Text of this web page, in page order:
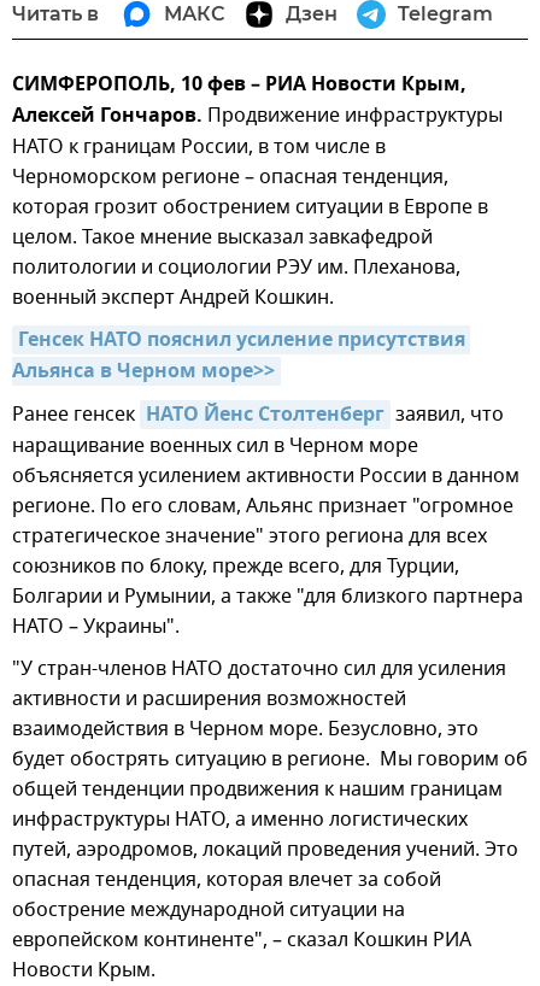
Читать в МАКС Дзен Telegram
СИМФЕРОПОЛЬ, 10 фев – РИА Новости Крым,
Алексей Гончаров. Продвижение инфраструктуры
НАТО к границам России, в том числе в
Черноморском регионе – опасная тенденция,
которая грозит обострением ситуации в Европе в
целом. Такое мнение высказал завкафедрой
политологии и социологии РЭУ им. Плеханова,
военный эксперт Андрей Кошкин.
Генсек НАТО пояснил усиление присутствия
Альянса в Черном море>>
Ранее генсек НАТО Йенс Столтенберг заявил, что
наращивание военных сил в Черном море
объясняется усилением активности России в данном
регионе. По его словам, Альянс признает "огромное
стратегическое значение" этого региона для всех
союзников по блоку, прежде всего, для Турции,
Болгарии и Румынии, а также "для близкого партнера
НАТО – Украины".
"У стран-членов НАТО достаточно сил для усиления
активности и расширения возможностей
взаимодействия в Черном море. Безусловно, это
будет обострять ситуацию в регионе. Мы говорим об
общей тенденции продвижения к нашим границам
инфраструктуры НАТО, а именно логистических
путей, аэродромов, локаций проведения учений. Это
опасная тенденция, которая влечет за собой
обострение международной ситуации на
европейском континенте", – сказал Кошкин РИА
Новости Крым.